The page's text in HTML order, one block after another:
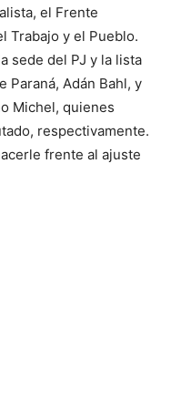
el Frente
Trabajo y el Pueblo.
sede del PJ y la lista
Paraná, Adán Bahl, y
Michel, quienes
respectivamente.
frente al ajuste